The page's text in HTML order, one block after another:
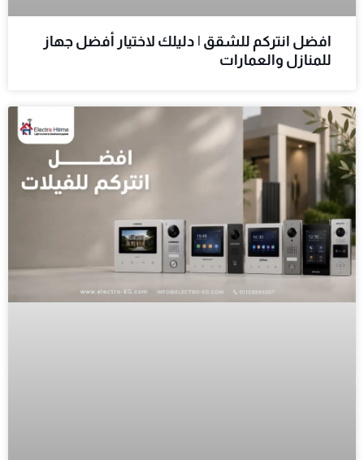
افضل انتركم للشقق | دليلك لاختيار أفضل جهاز
للمنازل والعمارات